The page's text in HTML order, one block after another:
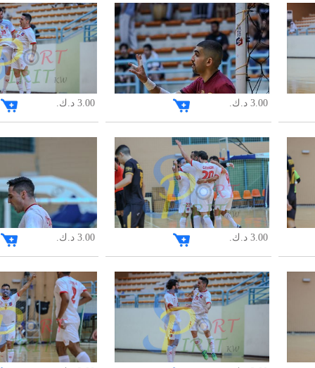
3.00 د.ك. 3.00 د.ك.
3.00 د.ك. 3.00 د.ك.